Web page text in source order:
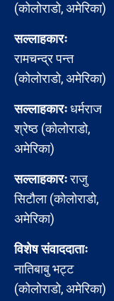
(कोलोराडो, अमेरिका)
सल्लाहकारः
रामचन्द्र पन्त
(कोलोराडो, अमेरिका)
सल्लाहकारःधर्मराज
श्रेष्ठ (कोलोराडो,
अमेरिका)
सल्लाहकारःराजु
सिटौला (कोलोराडो,
अमेरिका)
विशेष संवाददाताः
नातिबाबु भट्ट
(कोलोराडो, अमेरिका)